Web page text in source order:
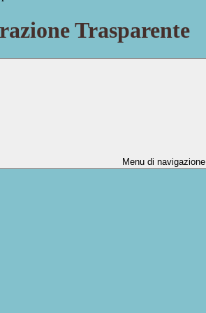
Trasparente
Menu di navigazione